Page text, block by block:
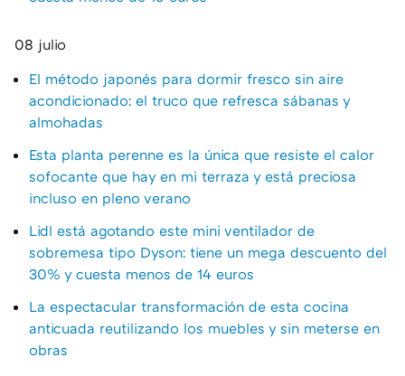
08 julio
El método japonés para dormir fresco sin aire
acondicionado: el truco que refresca sábanas y
almohadas
Esta planta perenne es la única que resiste el calor
sofocante que hay en mi terraza y está preciosa
incluso en pleno verano
Lidl está agotando este mini ventilador de
sobremesa tipo Dyson: tiene un mega descuento del
30% y cuesta menos de 14 euros
La espectacular transformación de esta cocina
anticuada reutilizando los muebles y sin meterse en
obras